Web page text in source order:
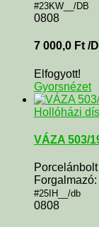
#23KW__/DB
0808
7 000,0 Ft /
Elfogyott!
Gyorsnézet
Hollóházi
VÁZA 503/
Porcelánbolt
#25IH__/db
0808